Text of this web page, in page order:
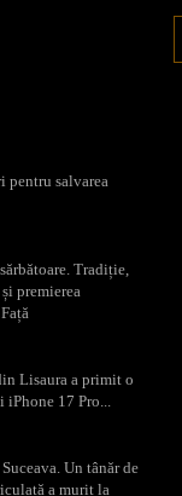
pentru salvarea
Tradiție,
premierea
Lisaura a primit o
iPhone 17 Pro...
Un tânăr de
a murit la